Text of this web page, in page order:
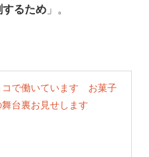
るため」。
コで働いています お菓子
台裏お見せします